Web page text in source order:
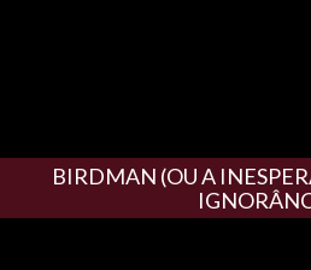
BIRDMAN (OU A